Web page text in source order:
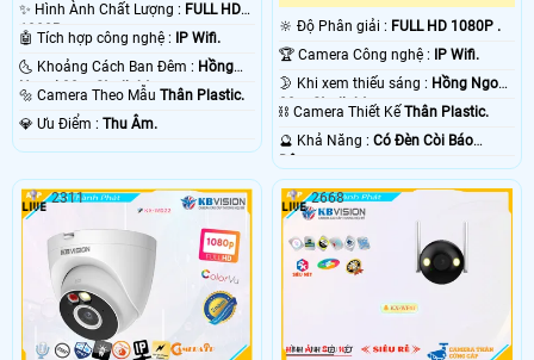
✨ Hình Ành Chất Lượng : FULL HD
1080P .
🤖️ Tích hợp công nghệ :
IP Wifi.
🌜 Khoảng Cách Ban Đêm : Hồng
Ngoại 30m Starlight.
🔩 Camera Theo Mẫu Thân Plastic.
️💎 Ưu Điểm : Thu Âm.
🔆 Độ Phân giải : FULL HD 1080P .
🏆 Camera Công nghệ : IP Wifi.
🌛 Khi xem thiếu sáng : Hồng Ngoại
30m Starlight.
⛓ Camera Thiết KếThân Plastic.
️🔮 Khả Năng :Có Ðèn Còi Báo
Động.
2311 2668